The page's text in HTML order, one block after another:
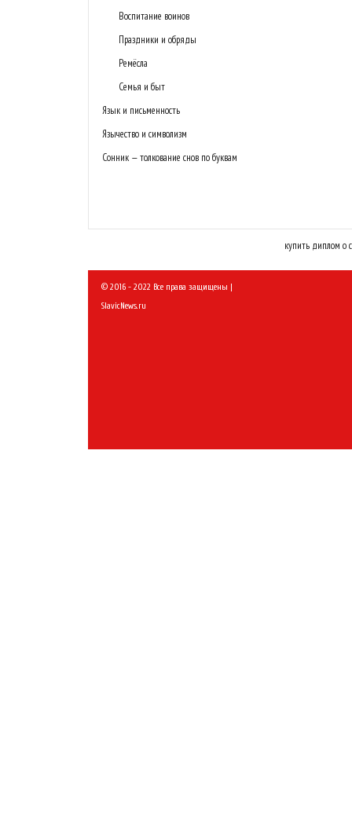
Воспитание воинов
Праздники и обряды
Ремёсла
Семья и быт
Язык и письменность
Язычество и символизм
Сонник — толкование снов по буквам
купить диплом о
© 2016 - 2022 Все права защищены |
SlavicNews.ru